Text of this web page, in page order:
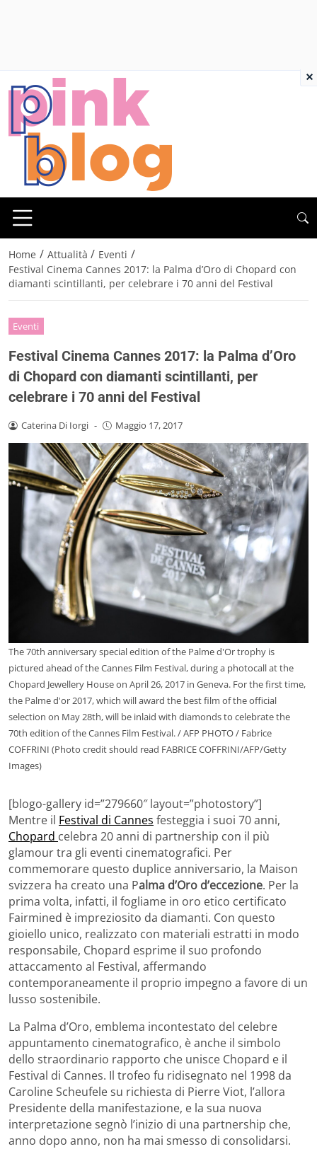
Home / Attualità / Eventi /
Festival Cinema Cannes 2017: la Palma d’Oro di Chopard con
diamanti scintillanti, per celebrare i 70 anni del Festival
Eventi
Festival Cinema Cannes 2017: la Palma d’Oro
di Chopard con diamanti scintillanti, per
celebrare i 70 anni del Festival
Caterina Di Iorgi - Maggio 17, 2017
The 70th anniversary special edition of the Palme d'Or trophy is
pictured ahead of the Cannes Film Festival, during a photocall at the
Chopard Jewellery House on April 26, 2017 in Geneva. For the first time,
the Palme d'or 2017, which will award the best film of the official
selection on May 28th, will be inlaid with diamonds to celebrate the
70th edition of the Cannes Film Festival. / AFP PHOTO / Fabrice
COFFRINI (Photo credit should read FABRICE COFFRINI/AFP/Getty
Images)
[blogo-gallery id=”279660″ layout=”photostory”]
Mentre il Festival di Cannes festeggia i suoi 70 anni,
Chopard celebra 20 anni di partnership con il più
glamour tra gli eventi cinematografici. Per
commemorare questo duplice anniversario, la Maison
svizzera ha creato una Palma d’Oro d’eccezione. Per la
prima volta, infatti, il fogliame in oro etico certificato
Fairmined è impreziosito da diamanti. Con questo
gioiello unico, realizzato con materiali estratti in modo
responsabile, Chopard esprime il suo profondo
attaccamento al Festival, affermando
contemporaneamente il proprio impegno a favore di un
lusso sostenibile.
La Palma d’Oro, emblema incontestato del celebre
appuntamento cinematografico, è anche il simbolo
dello straordinario rapporto che unisce Chopard e il
Festival di Cannes. Il trofeo fu ridisegnato nel 1998 da
Caroline Scheufele su richiesta di Pierre Viot, l’allora
Presidente della manifestazione, e la sua nuova
interpretazione segnò l’inizio di una partnership che,
anno dopo anno, non ha mai smesso di consolidarsi.
×